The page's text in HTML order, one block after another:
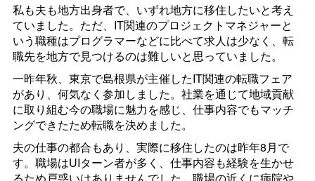
私も夫も地方出身者で、いずれ地方に移住したいと考え
ていました。ただ、IT関連のプロジェクトマネジャーと
いう職種はプログラマーなどに比べて求人は少なく、転
職先を地方で見つけるのは難しいと思っていました。
一昨年秋、東京で島根県が主催したIT関連の転職フェア
があり、何気なく参加しました。社業を通じて地域貢献
に取り組む今の職場に魅力を感じ、仕事内容でもマッチ
ングできたため転職を決めました。
夫の仕事の都合もあり、実際に移住したのは昨年8月で
す。職場はUIターン者が多く、仕事内容も経験を生かせ